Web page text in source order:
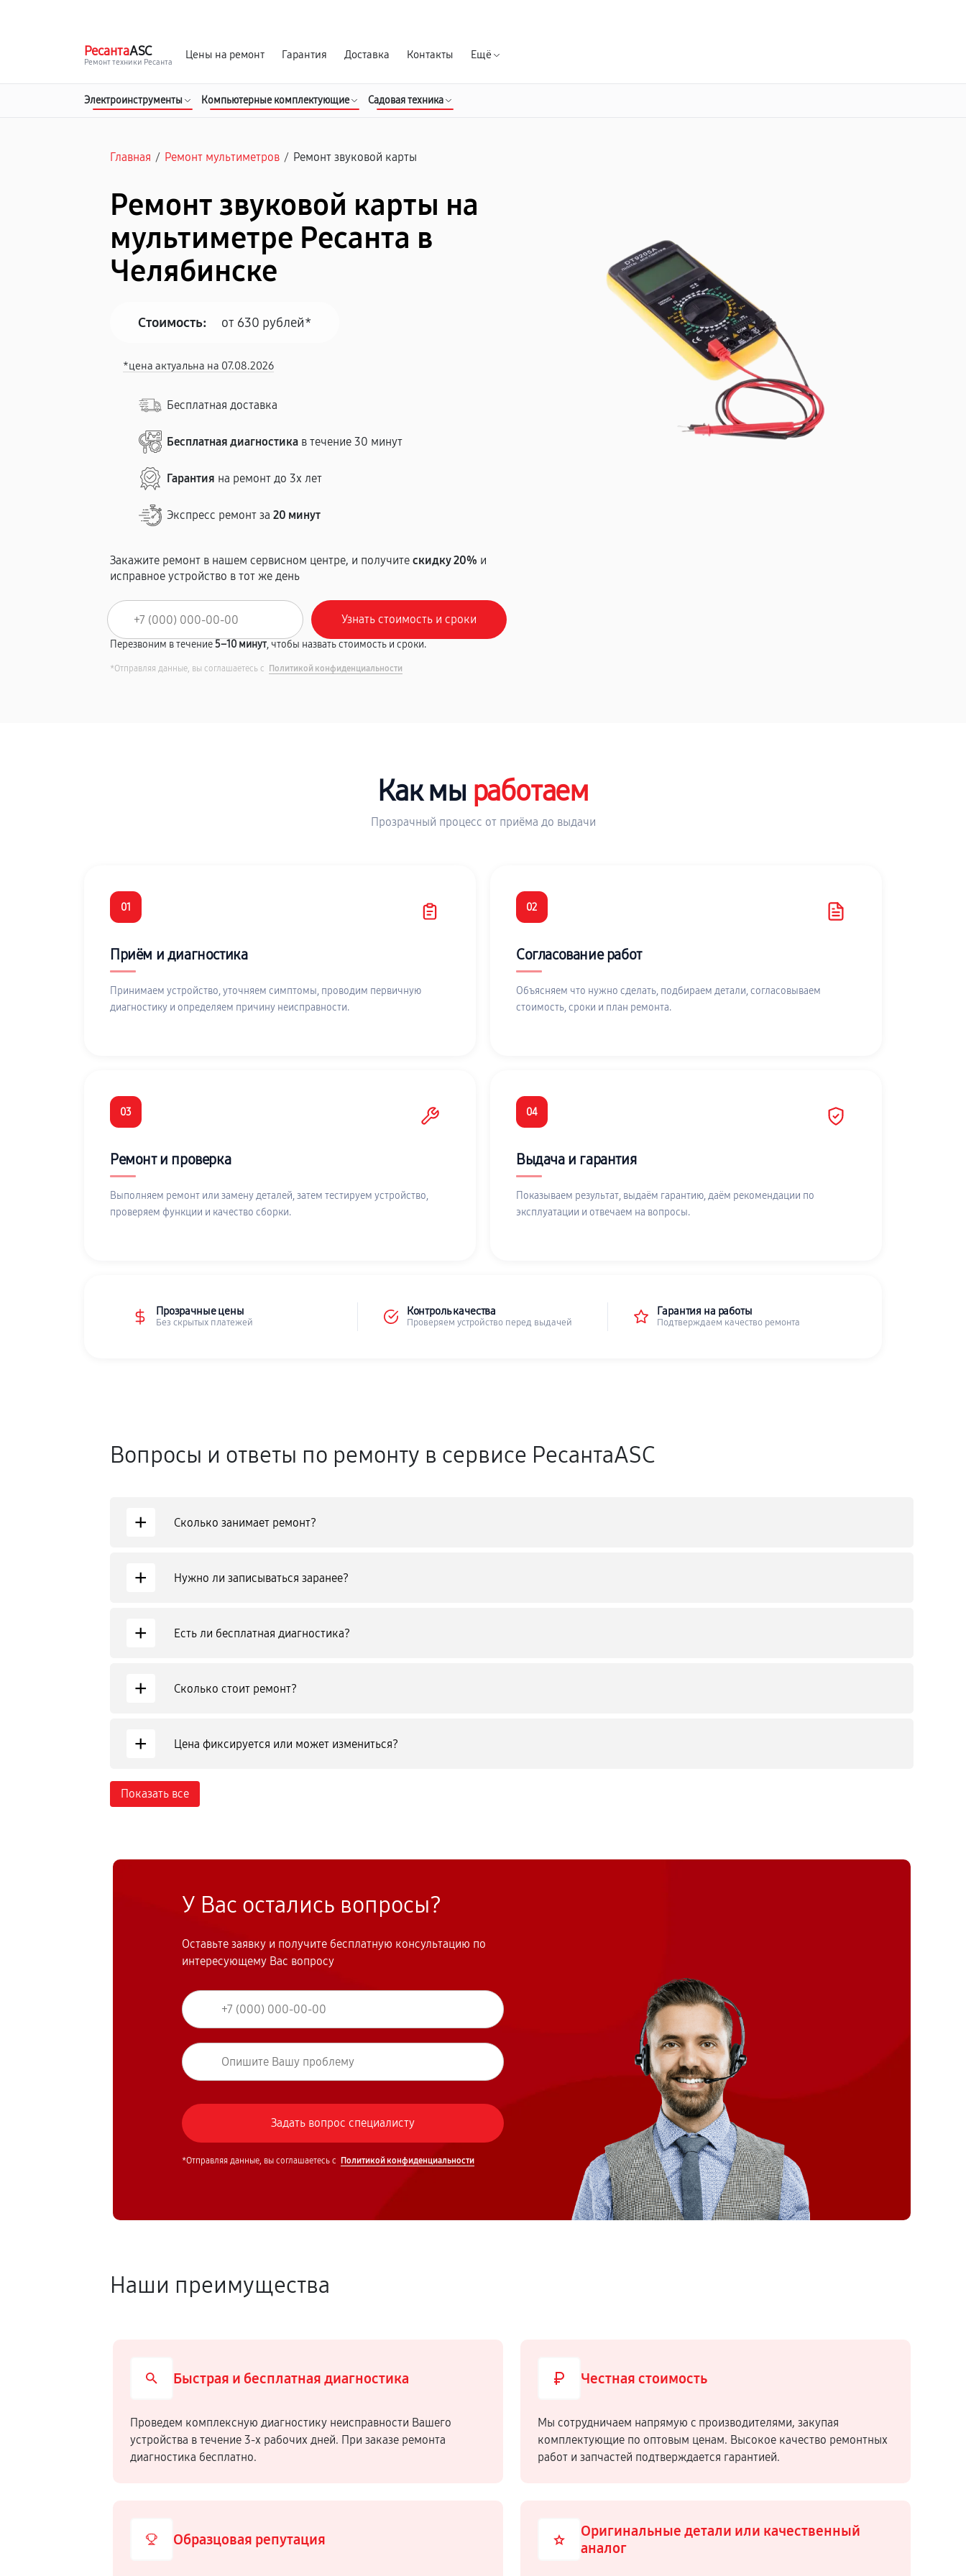
РесантаASC
Ремонт техники Ресанта
Цены на ремонт Гарантия Доставка Контакты Ещё
Электроинструменты Компьютерные комплектующие Садовая техника
Главная / Ремонт мультиметров / Ремонт звуковой карты
Ремонт звуковой карты на
мультиметре Ресанта в
Челябинске
Стоимость: от 630 рублей*
*цена актуальна на 07.08.2026
Бесплатная доставка
Бесплатная диагностика в течение 30 минут
Гарантия на ремонт до 3х лет
Экспресс ремонт за20 минут
Закажите ремонт в нашем сервисном центре, и получитескидку 20% и
исправное устройство в тот же день
Перезвоним в течение5–10 минут, чтобы назвать стоимость и сроки.
*Отправляя данные, вы соглашаетесь с Политикой конфиденциальности
Как мы работаем
Прозрачный процесс от приёма до выдачи
01
Приём и диагностика
Принимаем устройство, уточняем симптомы, проводим первичную
диагностику и определяем причину неисправности.
02
Согласование работ
Объясняем что нужно сделать, подбираем детали, согласовываем
стоимость, сроки и план ремонта.
03
Ремонт и проверка
Выполняем ремонт или замену деталей, затем тестируем устройство,
проверяем функции и качество сборки.
04
Выдача и гарантия
Показываем результат, выдаём гарантию, даём рекомендации по
эксплуатации и отвечаем на вопросы.
Прозрачные цены
Без скрытых платежей
Контроль качества
Проверяем устройство перед выдачей
Гарантия на работы
Подтверждаем качество ремонта
Вопросы и ответы по ремонту в сервисе РесантаASC
+ Сколько занимает ремонт?
+ Нужно ли записываться заранее?
+ Есть ли бесплатная диагностика?
+ Сколько стоит ремонт?
+ Цена фиксируется или может измениться?
Показать все
У Вас остались вопросы?
Оставьте заявку и получите бесплатную консультацию по
интересующему Вас вопросу
*Отправляя данные, вы соглашаетесь с Политикой конфиденциальности
Наши преимущества
Быстрая и бесплатная диагностика
Проведем комплексную диагностику неисправности Вашего
устройства в течение 3-х рабочих дней. При заказе ремонта
диагностика бесплатно.
Честная стоимость
Мы сотрудничаем напрямую c производителями, закупая
комплектующие по оптовым ценам. Высокое качество ремонтных
работ и запчастей подтверждается гарантией.
Образцовая репутация
Оригинальные детали или качественный
аналог